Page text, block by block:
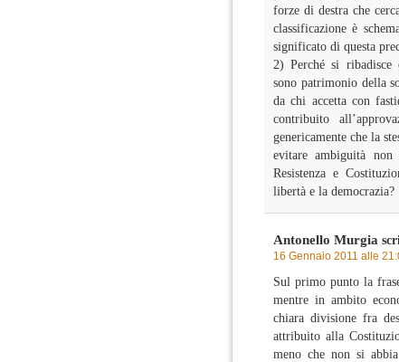
forze di destra che
classificazione è
significato di questa
2) Perché si ribadisce
sono patrimonio della
da chi accetta con
contribuito
genericamente che la
evitare ambiguità non
Resistenza e
libertà e la democrazia?
Antonello Murgia
16 Gennaio 2011 alle
Sul primo punto la
mentre in ambito
chiara divisione fra
attribuito alla
meno che non si